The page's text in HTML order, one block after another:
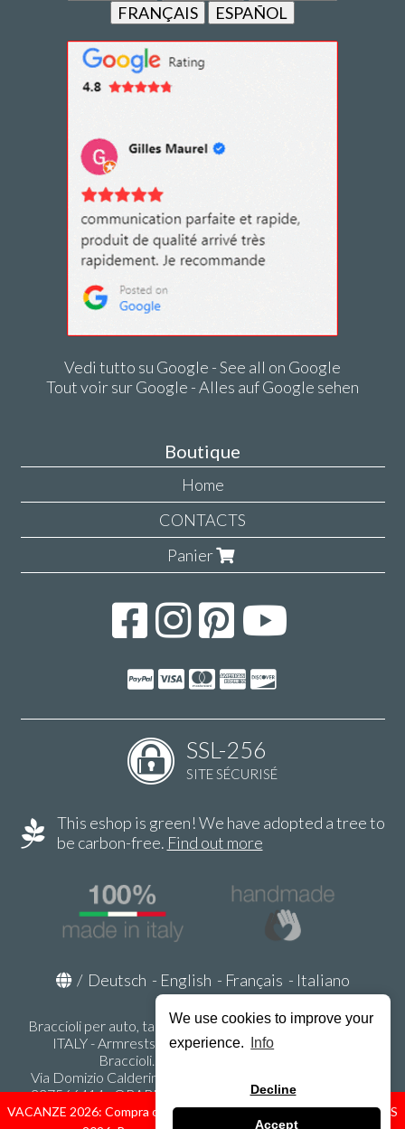
We use cookies to improve your
experience.
Info
Decline
Accept
VACANZE 2026: Compra ora spediremo dal 31 Agosto! — HOLIDAYS
FRANÇAIS
ESPAÑOL
Vedi tutto su Google - See all on Google
Tout voir sur Google - Alles auf Google sehen
Boutique
Home
CONTACTS
Panier
SSL-256
SITE SÉCURISÉ
This eshop is green! We have adopted a tree to
be carbon-free. Find out more
/ Deutsch - English - Français - Italiano
Braccioli per auto, tappeti auto, accessori auto MADE IN
ITALY - Armrests, Mittelarmlehnen, Accoundoirs -
Braccioli.it - P.Iva IT02178470353
Via Domizio Calderini 8 int. 1 - 37131 Verona (VR) - Italy -
337566414 - ORARI UFFICIO 9:00-12:00, 15:00-18:00,
LUNEDI' - VENERDI' - info@braccioli-italy-armrests.com